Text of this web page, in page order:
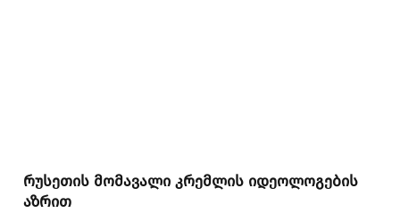
რუსეთის მომავალი კრემლის იდეოლოგების
აზრით